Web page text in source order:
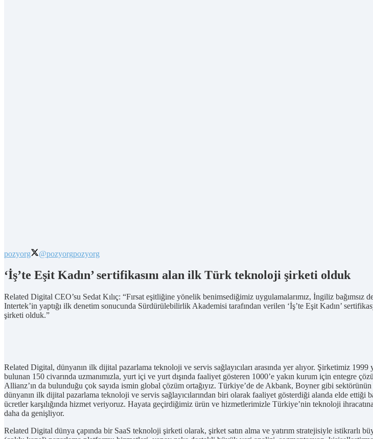
pozyorg @pozyorgpozyorg
‘İş’te Eşit Kadın’ sertifikasını alan ilk Türk teknoloji şirketi olduk
Related Digital CEO’su Sedat Kılıç: “Fırsat eşitliğine yönelik benimsediğimiz uygulamalarımız, İngiliz bağımsız
Intertek’in yaptığı ilk denetim sonucunda Sürdürülebilirlik Akademisi tarafından verilen ‘İş’te Eşit Kadın’
şirketi olduk.”
Related Digital, dünyanın ilk dijital pazarlama teknoloji ve servis sağlayıcıları arasında yer alıyor. Şirketimiz
bulunan 150 civarında uzmanımızla, yurt içi ve yurt dışında faaliyet gösteren 1000’e yakın kurum için entegre
Allianz’ın da bulunduğu çok sayıda ismin global çözüm ortağıyız. Türkiye’de de Akbank, Boyner gibi
dünyanın ilk dijital pazarlama teknoloji ve servis sağlayıcılarından biri olarak faaliyet gösterdiği alanda elde
ücretler karşılığında hizmet veriyoruz. Hayata geçirdiğimiz ürün ve hizmetlerimizle Türkiye’nin teknoloji
daha da genişliyor.
Related Digital dünya çapında bir SaaS teknoloji şirketi olarak, şirket satın alma ve yatırım stratejisiyle istikrarlı